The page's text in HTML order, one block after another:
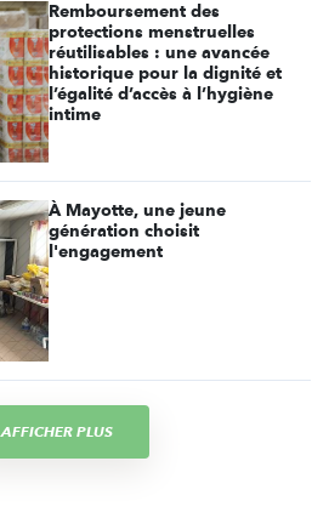
Remboursement des
protections menstruelles
réutilisables : une avancée
historique pour la dignité et
l’égalité d’accès à l’hygiène
intime
À Mayotte, une jeune
génération choisit
l'engagement
AFFICHER PLUS